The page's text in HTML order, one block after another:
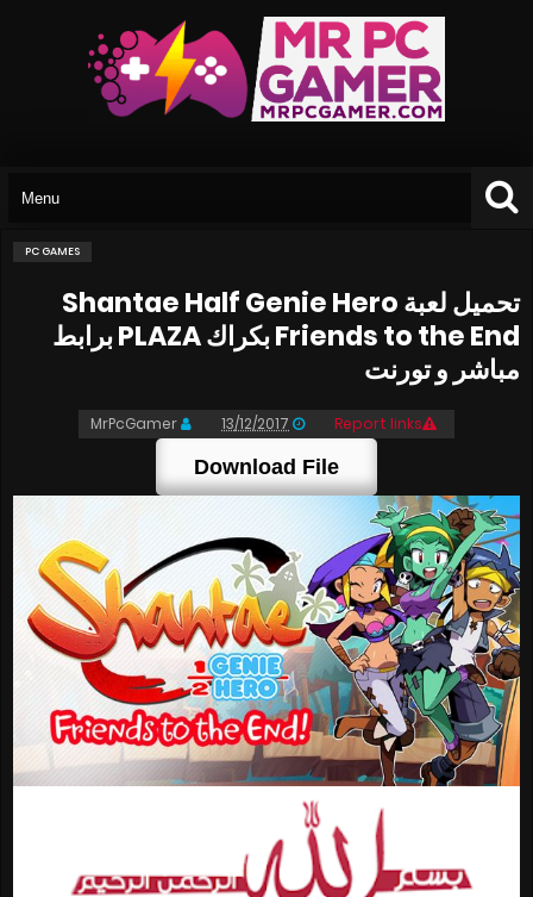
PC GAMES
تحميل لعبة Shantae Half Genie Hero
Friends to the End بكراك PLAZA برابط
مباشر و تورنت
MrPcGamer 13/12/2017 Report links
Download File